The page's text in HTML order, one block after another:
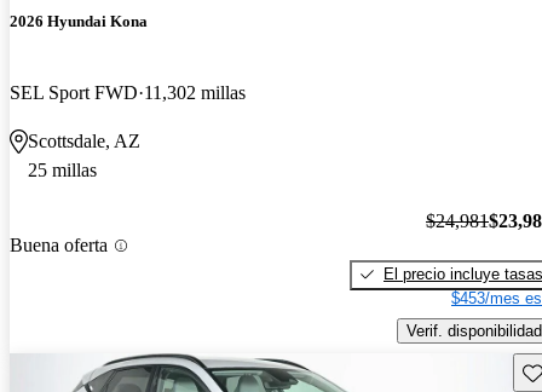
2026 Hyundai Kona
SEL Sport FWD 11,302 millas
Scottsdale, AZ
25 millas
Buena oferta
$24,981
El precio incluye tasas
$453/mes
Verif. disponibilidad